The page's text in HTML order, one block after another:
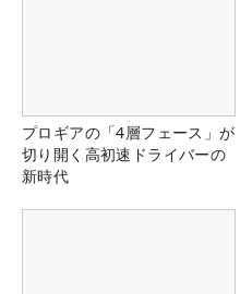
プロギアの「4層フェース」が
切り開く高初速ドライバーの
新時代